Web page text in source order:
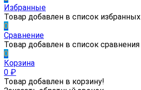
Избранные
Товар добавлен в список избранных
0
Сравнение
Товар добавлен в список сравнения
0
Корзина
0 ₽
Товар добавлен в корзину!